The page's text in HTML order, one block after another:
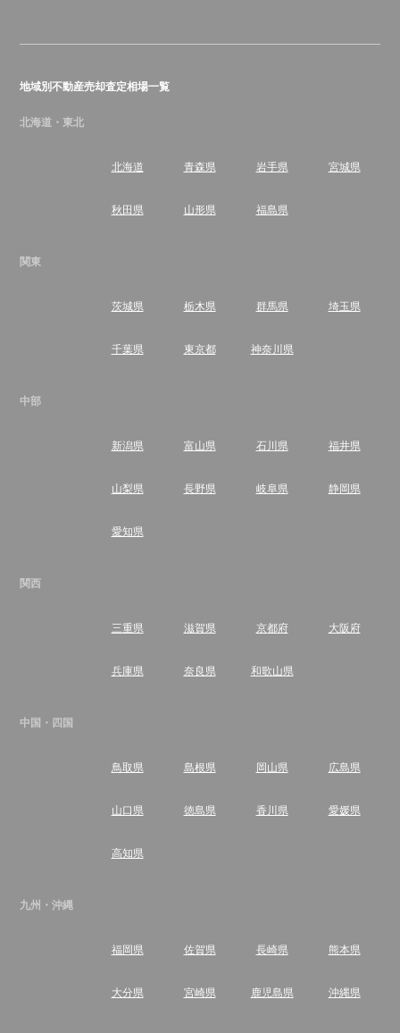
地域別不動産売却査定相場一覧
北海道・東北
北海道 青森県 岩手県 宮城県
秋田県 山形県 福島県
関東
茨城県 栃木県 群馬県 埼玉県
千葉県 東京都 神奈川県
中部
新潟県 富山県 石川県 福井県
山梨県 長野県 岐阜県 静岡県
愛知県
関西
三重県 滋賀県 京都府 大阪府
兵庫県 奈良県 和歌山県
中国・四国
鳥取県 島根県 岡山県 広島県
山口県 徳島県 香川県 愛媛県
高知県
九州・沖縄
福岡県 佐賀県 長崎県 熊本県
大分県 宮崎県 鹿児島県 沖縄県